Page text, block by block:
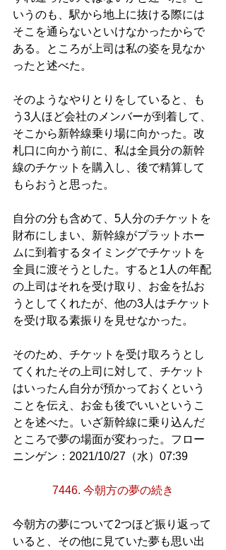
いうのも、駅から地上に抜ける際には
そこを通らないといけなかったからで
ある。ところが上司は私の姿を見なか
ったと述べた。
そのようなやりとりをしていると、も
う3人ほど会社のメンバーが到着して、
そこから新幹線乗り場に向かった。改
札口に向かう前に、私は全員分の新幹
線のチケットを購入し、後で精算して
もらおうと思った。
自分の分も含めて、5人分のチケットを
財布にしまい、新幹線がプラットホー
ムに到着するタイミングでチケットを
全員に渡そうとした。すると1人の年配
の上司はそれを受け取り、お金を払お
うとしてくれたが、他の3人はチケット
を受け取る素振りを見せなかった。
そのため、チケットを受け取ろうとし
てくれたその上司に対して、チケット
はいったん自分が預かっておくという
ことを伝え、お金も後でいいというこ
とを述べた。いざ新幹線に乗り込んだ
ところで夢の場面が変わった。フロー
ニンゲン：2021/10/27（水）07:39
7446. 今朝方の夢の続き
今朝方の夢について2つほど振り返って
いると、その他に見ていた夢も思い出